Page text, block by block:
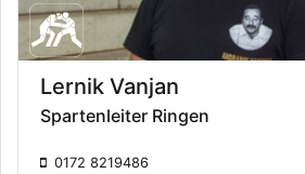
Lernik Vanjan
Spartenleiter Ringen
0172 8219486